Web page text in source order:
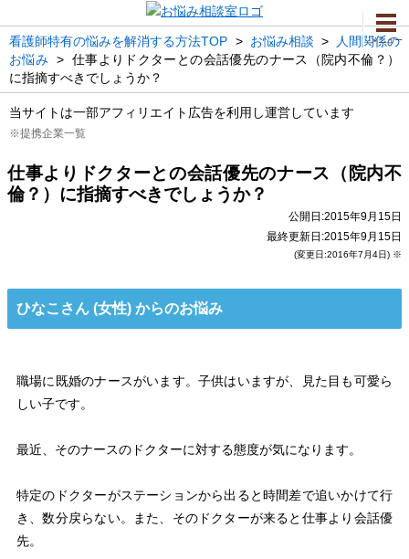
メニュー
看護師特有の悩みを解消する方法TOP > お悩み相談 >
人間関係の
お悩み > 仕事よりドクターとの会話優先のナース（院内不倫？）
に指摘すべきでしょうか？
当サイトは一部アフィリエイト広告を利用し運営しています
※提携企業一覧
仕事よりドクターとの会話優先のナース（院内不
倫？）に指摘すべきでしょうか？
公開日:2015年9月15日
最終更新日:2015年9月15日
(変更日:2016年7月4日) ※
ひなこさん (女性) からのお悩み
職場に既婚のナースがいます。子供はいますが、見た目も可愛ら
しい子です。
最近、そのナースのドクターに対する態度が気になります。
特定のドクターがステーションから出ると時間差で追いかけて行
き、数分戻らない。また、そのドクターが来ると仕事より会話優
先。